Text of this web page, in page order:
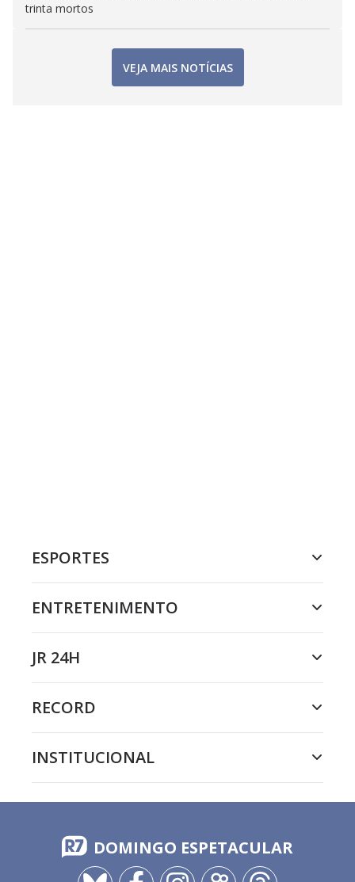
trinta mortos
VEJA MAIS NOTÍCIAS
ESPORTES
ENTRETENIMENTO
JR 24H
RECORD
INSTITUCIONAL
DOMINGO ESPETACULAR